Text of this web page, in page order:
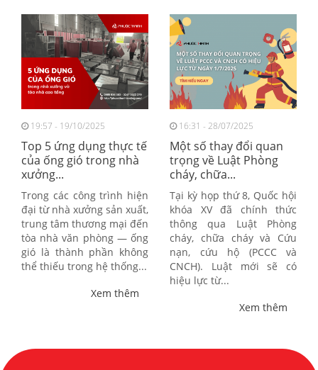
19:57 - 19/10/2025
Top 5 ứng dụng thực tế
của ống gió trong nhà
xưởng...
Trong các công trình hiện
đại từ nhà xưởng sản xuất,
trung tâm thương mại đến
tòa nhà văn phòng — ống
gió là thành phần không
thể thiếu trong hệ thống...
Xem thêm
16:31 - 28/07/2025
Một số thay đổi quan
trọng về Luật Phòng
cháy, chữa...
Tại kỳ họp thứ 8, Quốc hội
khóa XV đã chính thức
thông qua Luật Phòng
cháy, chữa cháy và Cứu
nạn, cứu hộ (PCCC và
CNCH). Luật mới sẽ có
hiệu lực từ...
Xem thêm